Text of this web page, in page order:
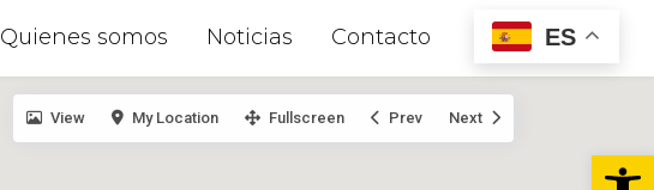
Quienes somos Noticias Contacto ES
View My Location Fullscreen Prev Next